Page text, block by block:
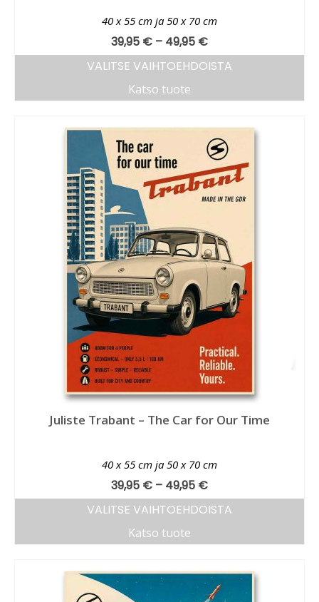
40 x 55 cm ja 50 x 70 cm
39,95 € – 49,95 €
VALITSE VAIHTOEHDOISTA
Katso tuote
Juliste Trabant – The Car for Our Time
40 x 55 cm ja 50 x 70 cm
39,95 € – 49,95 €
VALITSE VAIHTOEHDOISTA
Katso tuote